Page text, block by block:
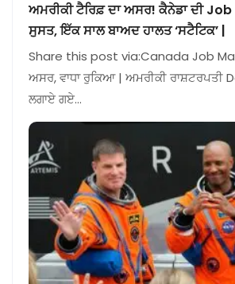
ਅਮਰੀਕੀ ਟੈਰਿਫ਼ ਦਾ ਅਸਰ! ਕੈਨੇਡਾ ਦੀ
ਸੁਸਤ, ਇੱਕ ਸਾਲ ਬਾਅਦ ਹਾਲਤ ‘ਸਟੈਟਿਕ’ |
Share this post via:Canada Job
ਅਸਰ, ਵਾਧਾ ਰੁਕਿਆ | ਅਮਰੀਕੀ ਰਾਸ਼ਟਰਪਤੀ
ਲਗਾਏ ਗਏ…